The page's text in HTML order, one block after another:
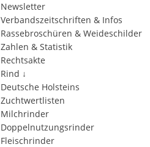
Newsletter
Verbandszeitschriften & Infos
Rassebroschüren & Weideschilder
Zahlen & Statistik
Rechtsakte
Rind ↓
Deutsche Holsteins
Zuchtwertlisten
Milchrinder
Doppelnutzungsrinder
Fleischrinder